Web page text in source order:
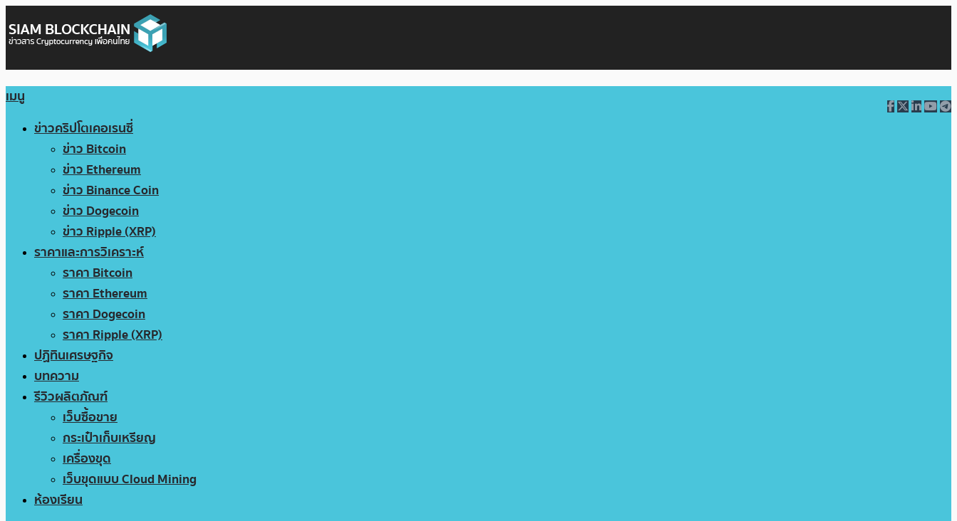
เมนู
ข่าวคริปโตเคอเรนซี่
ข่าว Bitcoin
ข่าว Ethereum
ข่าว Binance Coin
ข่าว Dogecoin
ข่าว Ripple (XRP)
ราคาและการวิเคราะห์
ราคา Bitcoin
ราคา Ethereum
ราคา Dogecoin
ราคา Ripple (XRP)
ปฏิทินเศรษฐกิจ
บทความ
รีวิวผลิตภัณฑ์
เว็บซื้อขาย
กระเป๋าเก็บเหรียญ
เครื่องขุด
เว็บขุดแบบ Cloud Mining
ห้องเรียน